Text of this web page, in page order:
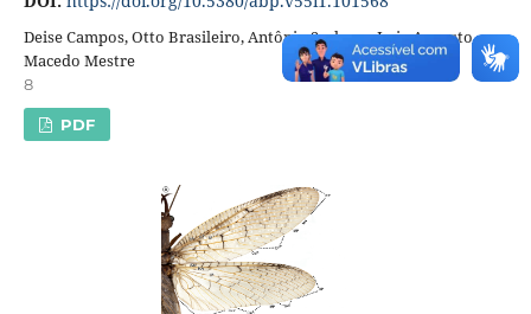
Deise Campos, Otto Brasileiro, Antônio Serbena, Luiz Augusto
Macedo Mestre
8
PDF